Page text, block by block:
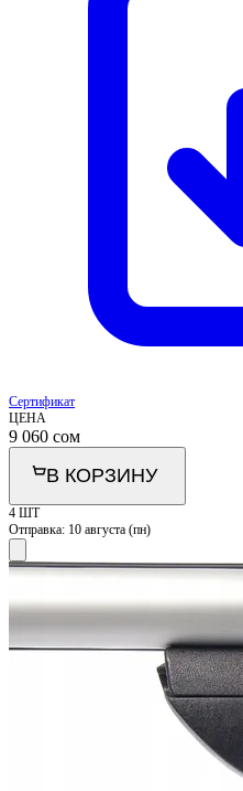
Сертификат
ЦЕНА
9 060 сом
В КОРЗИНУ
4 ШТ
Отправка: 10 августа (пн)